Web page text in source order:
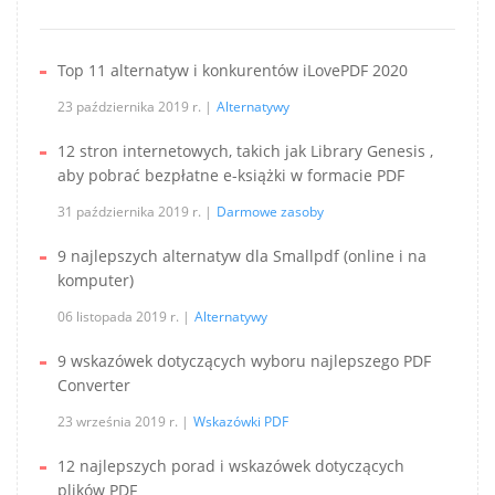
Top 11 alternatyw i konkurentów iLovePDF 2020
23 października 2019 r. Alternatywy
12 stron internetowych, takich jak Library Genesis ,
aby pobrać bezpłatne e-książki w formacie PDF
31 października 2019 r. Darmowe zasoby
9 najlepszych alternatyw dla Smallpdf (online i na
komputer)
06 listopada 2019 r. Alternatywy
9 wskazówek dotyczących wyboru najlepszego PDF
Converter
23 września 2019 r. Wskazówki PDF
12 najlepszych porad i wskazówek dotyczących
plików PDF